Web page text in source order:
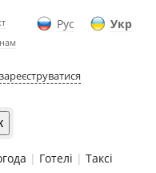
Рус Укр
зареєструватися
| Готелі | Таксі